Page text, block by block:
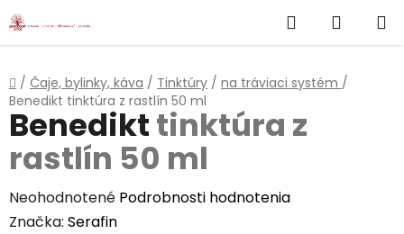
Prejsť
na
Hľadať
KOŠÍK
Domov
/ Čaje, bylinky, káva / Tinktúry / na tráviaci systém /
Benedikt tinktúra z rastlín 50 ml
Benedikttinktúra z
rastlín 50 ml
Priemerné
hodnotenie
Neohodnotené Podrobnosti hodnotenia
Značka: Serafin